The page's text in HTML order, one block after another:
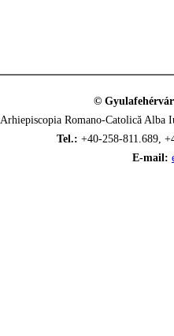
©
Arhiepiscopia Romano-Catolică
Tel.: +40-258-811.689,
E-mail: